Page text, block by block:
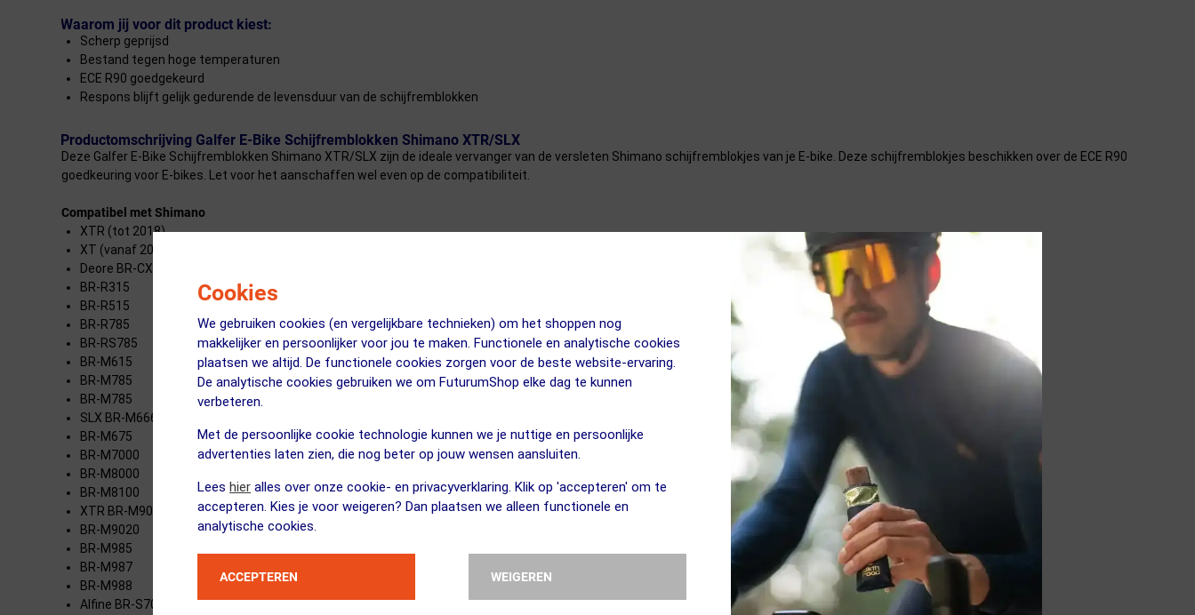
Cookies
We gebruiken cookies (en vergelijkbare technieken) om het shoppen nog
makkelijker en persoonlijker voor jou te maken. Functionele en analytische cookies
plaatsen we altijd. De functionele cookies zorgen voor de beste website-ervaring.
De analytische cookies gebruiken we om FuturumShop elke dag te kunnen
verbeteren.
Met de persoonlijke cookie technologie kunnen we je nuttige en persoonlijke
advertenties laten zien, die nog beter op jouw wensen aansluiten.
Lees hier alles over onze cookie- en privacyverklaring. Klik op 'accepteren' om te
accepteren. Kies je voor weigeren? Dan plaatsen we alleen functionele en
analytische cookies.
ACCEPTEREN WEIGEREN
Waarom jij voor dit product kiest:
Scherp geprijsd
Bestand tegen hoge temperaturen
ECE R90 goedgekeurd
Respons blijft gelijk gedurende de levensduur van de schijfremblokken
Productomschrijving Galfer E-Bike Schijfremblokken Shimano XTR/SLX
Deze Galfer E-Bike Schijfremblokken Shimano XTR/SLX zijn de ideale vervanger van de versleten Shimano schijfremblokjes van je E-bike. Deze schijfremblokjes beschikken over de ECE R90
goedkeuring voor E-bikes. Let voor het aanschaffen wel even op de compatibiliteit.
Compatibel met Shimano
XTR (tot 2018)
XT (vanaf 2014)
Deore BR-CX75
BR-R315
BR-R515
BR-R785
BR-RS785
BR-M615
BR-M785
BR-M785
SLX BR-M666
BR-M675
BR-M7000
BR-M8000
BR-M8100
XTR BR-M9000
BR-M9020
BR-M985
BR-M987
BR-M988
Alfine BR-S700